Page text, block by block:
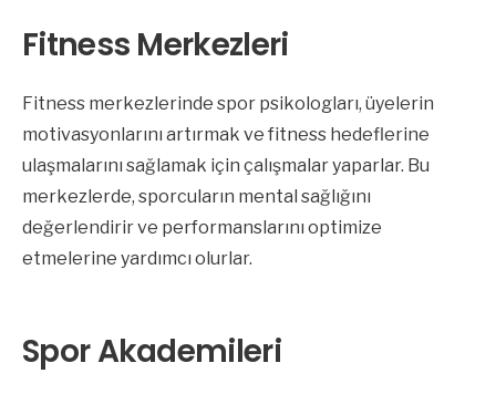
Fitness Merkezleri
Fitness merkezlerinde spor psikologları, üyelerin
motivasyonlarını artırmak ve fitness hedeflerine
ulaşmalarını sağlamak için çalışmalar yaparlar. Bu
merkezlerde, sporcuların mental sağlığını
değerlendirir ve performanslarını optimize
etmelerine yardımcı olurlar.
Spor Akademileri